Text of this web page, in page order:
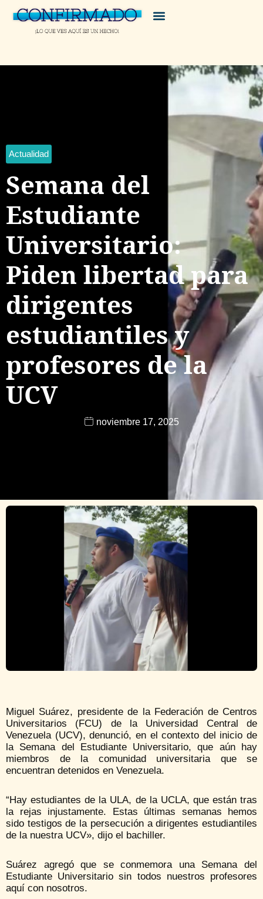
Actualidad
Semana del
Estudiante
Universitario:
Piden libertad para
dirigentes
estudiantiles y
profesores de la
UCV
noviembre 17, 2025
Miguel Suárez, presidente de la Federación de Centros
Universitarios (FCU) de la Universidad Central de
Venezuela (UCV), denunció, en el contexto del inicio de
la Semana del Estudiante Universitario, que aún hay
miembros de la comunidad universitaria que se
encuentran detenidos en Venezuela.
“Hay estudiantes de la ULA, de la UCLA, que están tras
la rejas injustamente. Estas últimas semanas hemos
sido testigos de la persecución a dirigentes estudiantiles
de la nuestra UCV», dijo el bachiller.
Suárez agregó que se conmemora una Semana del
Estudiante Universitario sin todos nuestros profesores
aquí con nosotros.